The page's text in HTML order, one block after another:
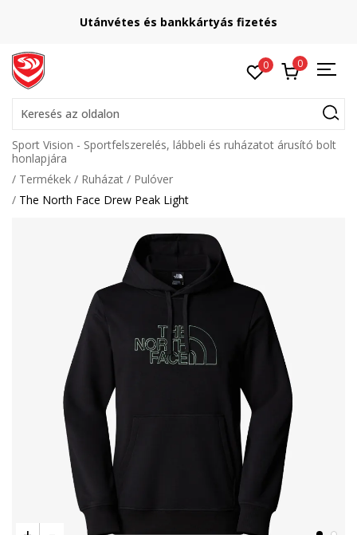
Utánvétes és bankkártyás fizetés
0 0
Keresés az oldalon
Sport Vision - Sportfelszerelés, lábbeli és ruházatot árusító bolt
honlapjára
Termékek
Ruházat
Pulóver
The North Face Drew Peak Light